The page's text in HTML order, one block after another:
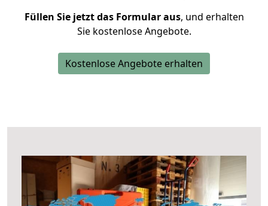
Füllen Sie jetzt das Formular aus, und erhalten
Sie kostenlose Angebote.
Kostenlose Angebote erhalten